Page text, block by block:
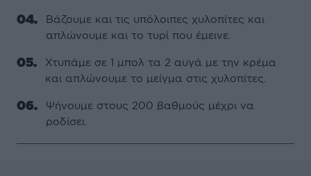
Βάζουμε και τις υπόλοιπες χυλοπίτες και
απλώνουμε και το τυρί που έμεινε.
Χτυπάμε σε 1 μπολ τα 2 αυγά με την κρέμα
και απλώνουμε το μείγμα στις χυλοπίτες.
Ψήνουμε στους 200 βαθμούς μέχρι να
ροδίσει.